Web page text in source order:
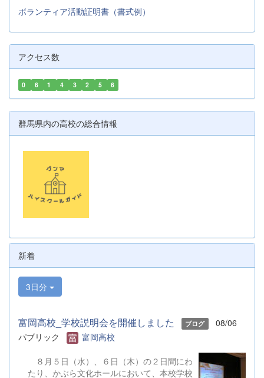
ボランティア活動証明書（書式例）
アクセス数
0 6 1 4 3 2 5 6
群馬県内の高校の総合情報
新着
3日分
富岡高校_学校説明会を開催しました ブログ
08/06
パブリック
富岡高校
８月５日（水）、６日（木）の２日間にわ
たり、かぶら文化ホールにおいて、本校学校